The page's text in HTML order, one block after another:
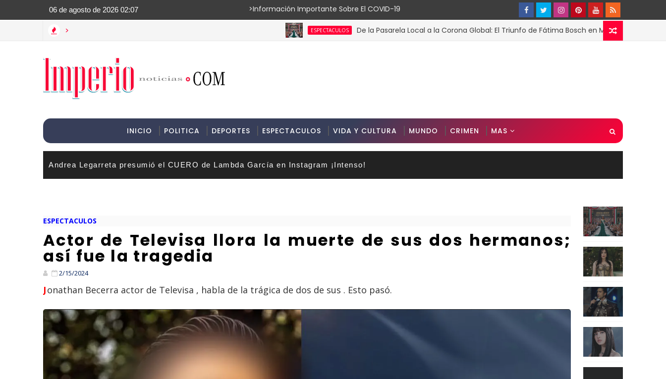
>Información Importante Sobre El COVID-19
> ESPECTACULOS De la Pasarela Local a la Corona Global: El Triunfo de Fátima Bosch en Miss Universo 2025
INICIO POLITICA DEPORTES ESPECTACULOS VIDA Y CULTURA MUNDO CRIMEN MAS
Andrea Legarreta presumió el CUERO de Lambda García en Instagram ¡Intenso!
ESPECTACULOS
Actor de Televisa llora la muerte de sus dos hermanos;
así fue la tragedia
2/15/2024
Jonathan Becerra actor de Televisa , habla de la trágica de dos de sus . Esto pasó.